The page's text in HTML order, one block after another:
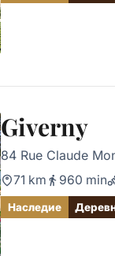
Giverny
84 Rue Claude
71 km 960 min
Наследие